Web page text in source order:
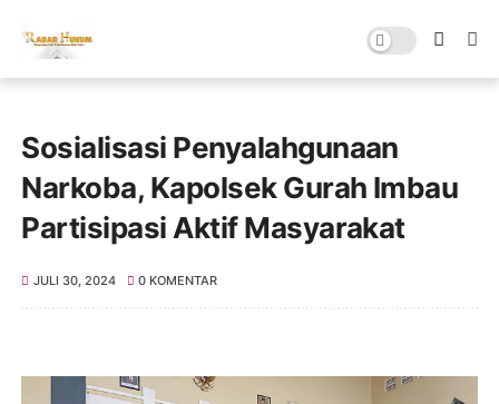
Sosialisasi Penyalahgunaan
Narkoba, Kapolsek Gurah Imbau
Partisipasi Aktif Masyarakat
JULI 30, 2024 0 KOMENTAR